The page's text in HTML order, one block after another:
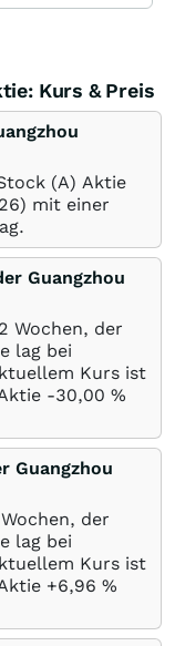
Kurs & Preis
(A) Aktie
) mit einer
Guangzhou
Wochen, der
lag bei
Kurs ist
-30,00 %
Guangzhou
der
lag bei
Kurs ist
+6,96 %